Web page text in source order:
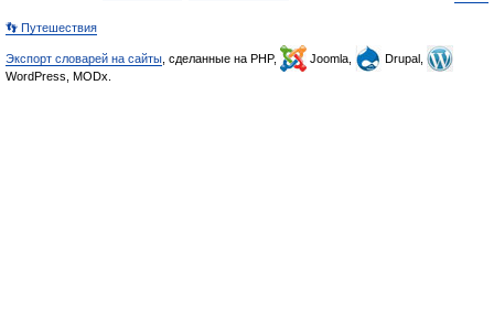
👣 Путешествия
Экспорт словарей на сайты , сделанные на PHP, Joomla,
Drupal,
WordPress, MODx.